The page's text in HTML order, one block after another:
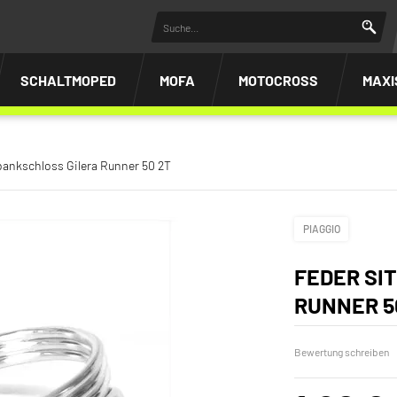
SCHALTMOPED MOFA MOTOCROSS
Gilera Runner 50 2T
PIAGGIO
FEDER
RUNNER
Bewertung schreiben